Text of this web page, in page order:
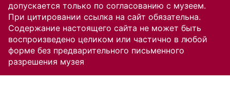
допускается только по согласованию с музеем.
При цитировании ссылка на сайт обязательна.
Содержание настоящего сайта не может быть
воспроизведено целиком или частично в любой
форме без предварительного письменного
разрешения музея